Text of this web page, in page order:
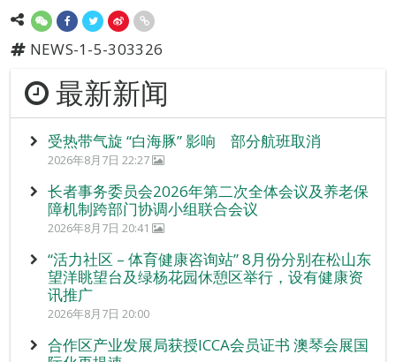
NEWS-1-5-303326
最新新闻
受热带气旋 “白海豚” 影响 部分航班取消
2026年8月7日 22:27
长者事务委员会2026年第二次全体会议及养老保
障机制跨部门协调小组联合会议
2026年8月7日 20:41
“活力社区 – 体育健康咨询站” 8月份分别在松山东
望洋眺望台及绿杨花园休憩区举行，设有健康资
讯推广
2026年8月7日 20:00
合作区产业发展局获授ICCA会员证书 澳琴会展国